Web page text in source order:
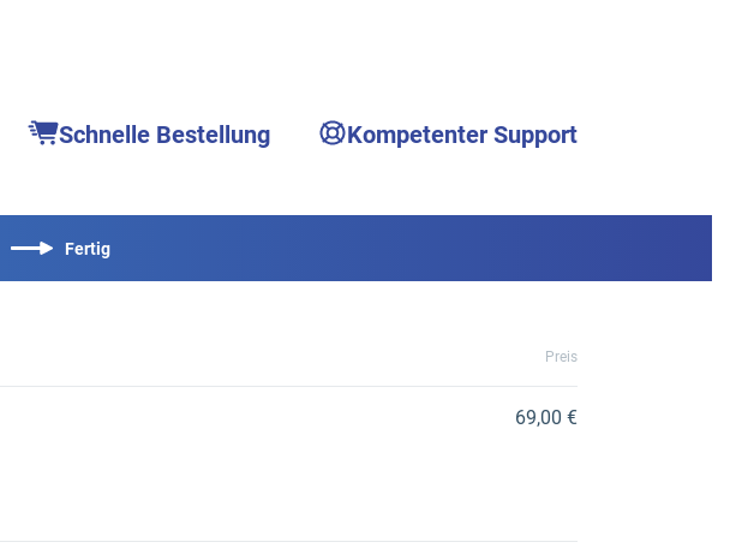
Schnelle Bestellung Kompetenter Support
Fertig
Preis
69,00 €